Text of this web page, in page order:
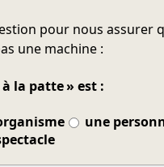
pour nous assurer
une machine :
la patte » est :
une